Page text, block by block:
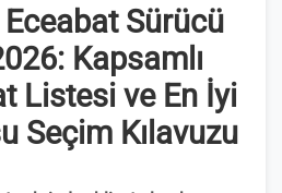
Sürücü
Kapsamlı
Listesi ve En İyi
Seçim Kılavuzu